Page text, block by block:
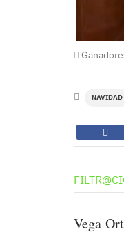
NAVIDAD
Vega